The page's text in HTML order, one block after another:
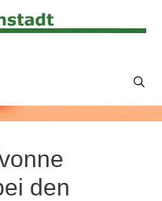
den